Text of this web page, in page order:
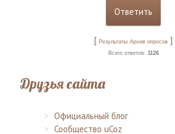
[ Результаты Архив опросов ]
Всего ответов: 1126
Друзья сайта
Официальный блог
Сообщество uCoz